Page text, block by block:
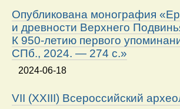
Опубликована монография
и древности Верхнего
К 950-летию первого
СПб., 2024. — 274 с.»
2024-06-18
VII (XXIII) Всероссийский